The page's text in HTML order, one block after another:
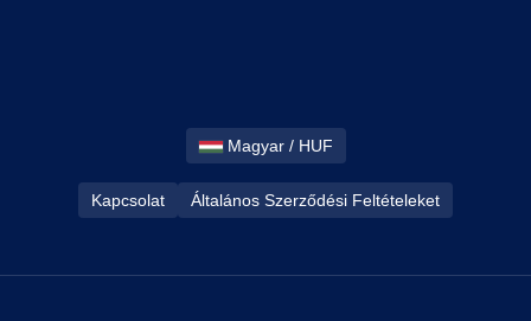
Magyar / HUF
Kapcsolat Általános Szerződési Feltételeket